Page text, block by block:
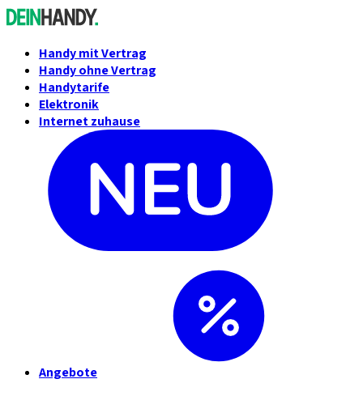
Handy mit Vertrag
Handy ohne Vertrag
Handytarife
Elektronik
Internet zuhause
Angebote